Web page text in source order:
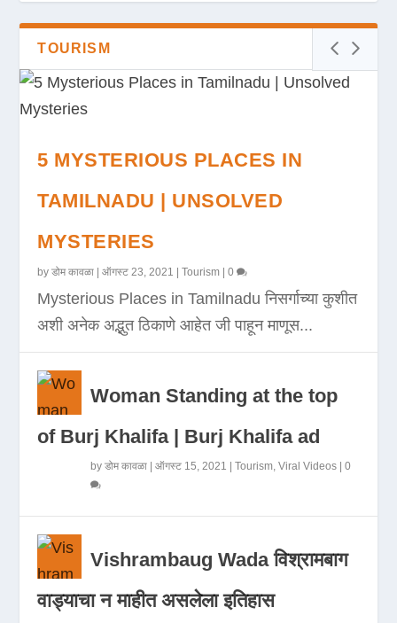
TOURISM
5 MYSTERIOUS PLACES IN
TAMILNADU | UNSOLVED
MYSTERIES
byडोम कावळा |ऑगस्ट 23, 2021 |Tourism |0
Mysterious Places in Tamilnadu निसर्गाच्या कुशीत
अशी अनेक अद्भुत ठिकाणे आहेत जी पाहून माणूस...
Woman Standing at the top
of Burj Khalifa | Burj Khalifa ad
byडोम कावळा |ऑगस्ट 15, 2021 |Tourism ,Viral Videos |0
Vishrambaug Wada विश्रामबाग
वाड्याचा न माहीत असलेला इतिहास